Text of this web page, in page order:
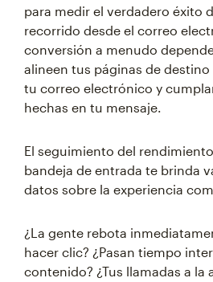
para medir el verdadero éxito
recorrido desde el correo
conversión a menudo
alineen tus páginas de
tu correo electrónico y
hechas en tu mensaje.
El seguimiento del
bandeja de entrada te brinda
datos sobre la experiencia
¿La gente rebota
hacer clic? ¿Pasan tiempo
contenido? ¿Tus llamadas a la